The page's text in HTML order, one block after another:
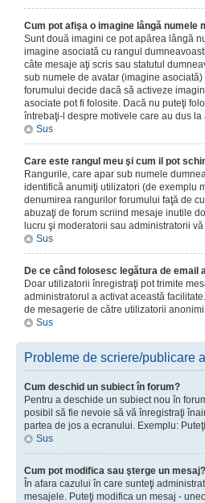
Cum pot afişa o imagine lângă numele
Sunt două imagini ce pot apărea lângă
imagine asociată cu rangul
câte mesaje aţi scris sau statutul
sub numele de avatar (imagine
forumului decide dacă să activeze
asociate pot fi folosite. Dacă nu puteţi
întrebaţi-l despre motivele care au dus la
Sus
Care este rangul meu şi cum il pot
Rangurile, care apar sub numele
identifică anumiţi utilizatori (de exemplu
denumirea rangurilor forumului faţă de
abuzaţi de forum scriind mesaje inutile
lucru şi moderatorii sau administratorii
Sus
De ce când folosesc legătura de
Doar utilizatorii înregistraţi pot trimite
administratorul a activat această
de mesagerie de către utilizatorii
Sus
Probleme de scriere/publicare
Cum deschid un subiect în forum?
Pentru a deschide un subiect nou în
posibil să fie nevoie să vă înregistraţi
partea de jos a ecranului. Exemplu:
Sus
Cum pot modifica sau şterge un mesaj?
În afara cazului în care sunteţi
mesajele. Puteţi modifica un mesaj -